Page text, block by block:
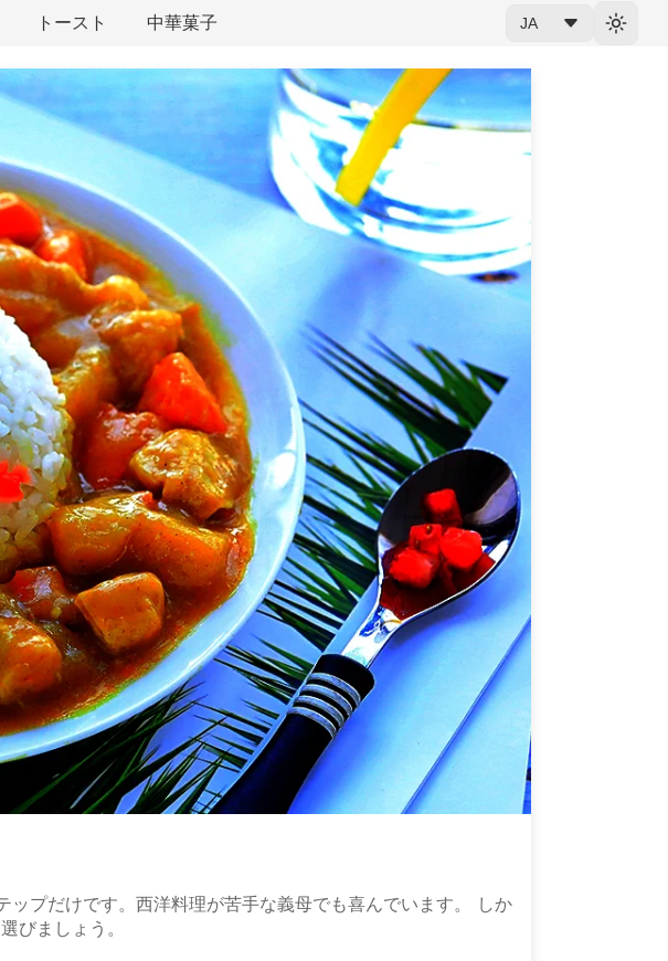
トースト 中華菓子 JA
プだけです。西洋料理が苦手な義母でも喜んでいます。 しか
びましょう。